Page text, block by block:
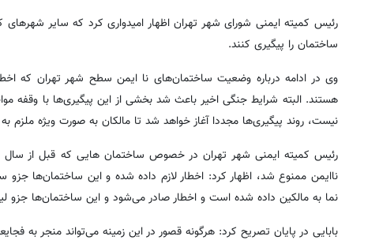
رئیس کمیته ایمنی شورای شهر تهران اظهار امیدواری کرد که سایر شهرهای
ساختمان را پیگیری کنند.
وی در ادامه درباره وضعیت ساختمان‌های نا ایمن سطح شهر تهران که
هستند. البته شرایط جنگی اخیر باعث شد بخشی از این پیگیری‌ها با وقفه
نیست، روند پیگیری‌ها مجددا آغاز خواهد شد تا مالکان به صورت ویژه ملزم
ناایمن ممنوع شد، اظهار کرد: اخطار لازم داده شده و این ساختمان‌ها
نما به مالکین داده شده است و اخطار صادر می‌شود و این ساختمان‌ها جزو لیست
بابایی در پایان تصریح کرد: هرگونه قصور در این زمینه می‌تواند منجر به